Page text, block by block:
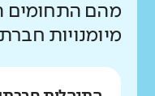
מהם התחומים
מיומנויות